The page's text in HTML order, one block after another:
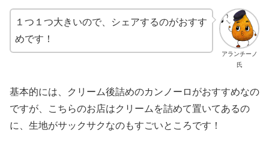
アランチーノ
氏
１つ１つ大きいので、シェアするのがおすす
めです！
基本的には、クリーム後詰めのカンノーロがおすすめなの
ですが、こちらのお店はクリームを詰めて置いてあるの
に、生地がサックサクなのもすごいところです！